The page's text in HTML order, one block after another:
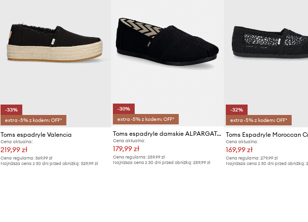
-33%
extra -5% z kodem: OFF*
Toms espadryle Valencia
Cena aktualna:
219,99 zł
Cena regularna:369,99 zł
Najniższa cena z 30 dni przed obniżką:329,99 zł
-30%
extra -5% z kodem: OFF*
Toms espadryle damskie ALPARGATA CLASSIC
Cena aktualna:
179,99 zł
Cena regularna: 259,99 zł
Najniższa cena z 30 dni przed obniżką: 259,99 zł
-32%
extra -5% z kodem: OFF*
Cena aktualna:
169,99 zł
Cena regularna: 279,99 zł
Najniższa cena z 30 dni przed obniżką: